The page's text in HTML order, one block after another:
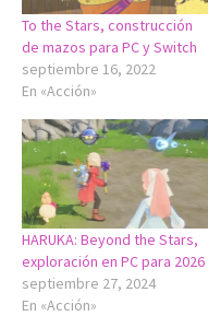
To the Stars, construcción
de mazos para PC y Switch
septiembre 16, 2022
En «Acción»
HARUKA: Beyond the Stars,
exploración en PC para 2026
septiembre 27, 2024
En «Acción»